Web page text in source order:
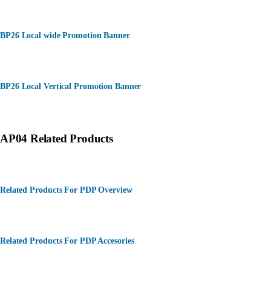
BP26 Local wide Promotion Banner
BP26 Local Vertical Promotion Banner
AP04 Related Products
Related Products For PDP Overview
Related Products For PDP Accesories